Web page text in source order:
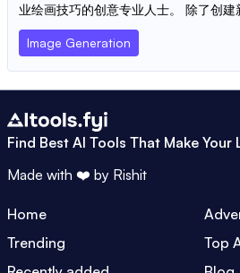
业绘画技巧的创意专业人士。 除了创
Image Generation
Find Best AI Tools That Make Your
Made with ❤️ by Rishit
Home
Trending
Top